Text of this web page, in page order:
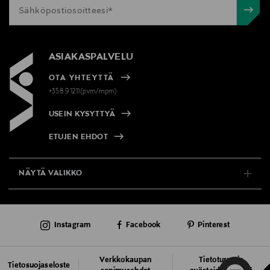
ASIAKASPALVELU
OTA YHTEYTTÄ
+358 9 1211(pvm/mpm)
USEIN KYSYTTYÄ
ETUJEN EHDOT
NÄYTÄ VALIKKO
AJANKOHTAISTA
Tietosuojaseloste
Verkkokaupan
Tietoturva ja
Instagram Facebook Pinterest